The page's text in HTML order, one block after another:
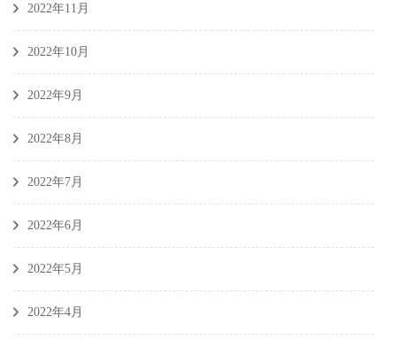
2022年11月
2022年10月
2022年9月
2022年8月
2022年7月
2022年6月
2022年5月
2022年4月